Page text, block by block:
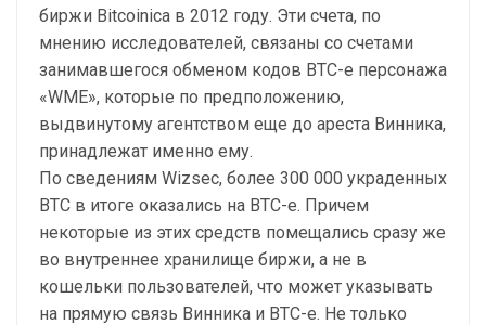
биржи Bitcoinica в 2012 году. Эти счета, по
мнению исследователей, связаны со счетами
занимавшегося обменом кодов BTC-e персонажа
«WME», которые по предположению,
выдвинутому агентством еще до ареста Винника,
принадлежат именно ему.
По сведениям Wizsec, более 300 000 украденных
BTC в итоге оказались на BTC-e. Причем
некоторые из этих средств помещались сразу же
во внутреннее хранилище биржи, а не в
кошельки пользователей, что может указывать
на прямую связь Винника и BTC-e. Не только